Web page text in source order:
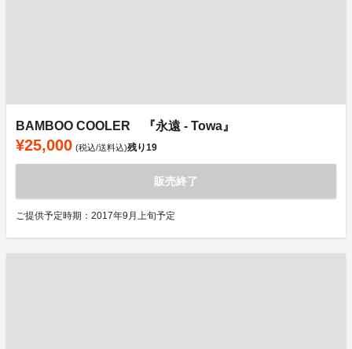
BAMBOO COOLER 『永遠 - Towa』
¥25,000 (税込/送料込)残り19
販売終了
ご提供予定時期：2017年9月上旬予定